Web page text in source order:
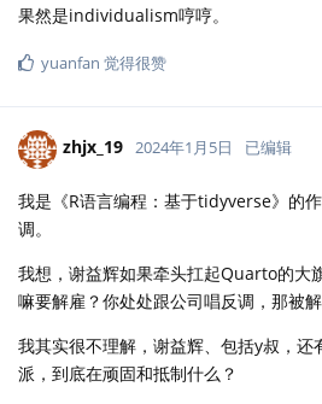
果然是individualism哼哼。
yuanfan 觉得很赞
zhjx_19 2024年1月5日 已编辑
我是《R语言编程：基于tidyverse》的
调。
我想，谢益辉如果牵头扛起Quarto的大
嘛要解雇？你处处跟公司唱反调，那被
我其实很不理解，谢益辉、包括y叔，还
派，到底在顽固和抵制什么？